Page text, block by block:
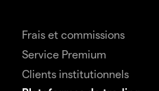
Frais et commissions
Service Premium
Clients institutionnels